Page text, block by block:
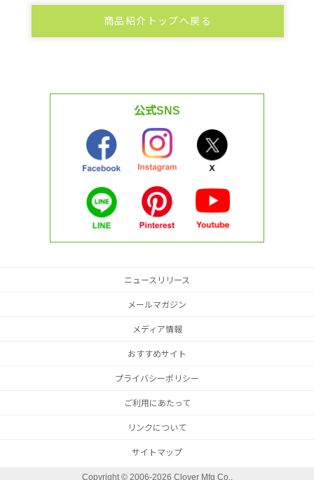
商品紹介トップへ戻る
公式SNS
ニュースリリース
メールマガジン
メディア情報
おすすめサイト
プライバシーポリシー
ご利用にあたって
リンクについて
サイトマップ
Copyright © 2006-2026 Clover Mfg Co.,